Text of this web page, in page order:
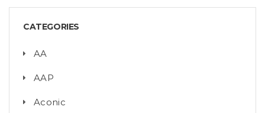
CATEGORIES
AA
AAP
Aconic